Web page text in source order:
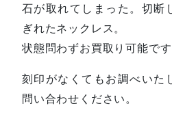
石が取れてしまった。切断
ぎれたネックレス。
状態問わずお買取り可能です
刻印がなくてもお調べいた
問い合わせください。